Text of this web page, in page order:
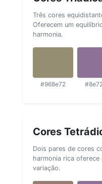
Três cores
Oferecem um
harmonia.
#968e72
Cores
Dois pares de cores
harmonia rica
variação.